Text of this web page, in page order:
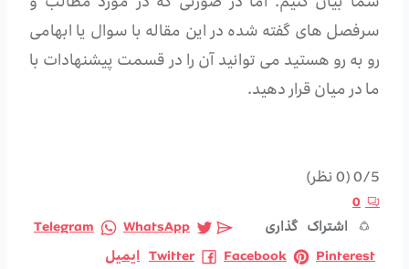
سرفصل های گفته شده در این مقاله با سوال یا ابهامی
رو به رو هستید می توانید آن را در قسمت پیشنهادات با
ما در میان قرار دهید.
0/5(0 نظر)
0
اشتراک گذاری
Telegram
WhatsApp
Twitter
Facebook Pinterest ایمیل